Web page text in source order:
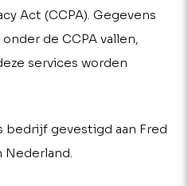
Act (CCPA). Gegevens
de CCPA vallen,
services worden
bedrijf gevestigd aan Fred
Nederland.